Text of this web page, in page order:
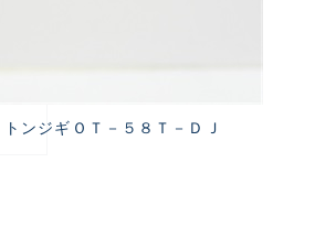
ンジギＯＴ－５８Ｔ－ＤＪ